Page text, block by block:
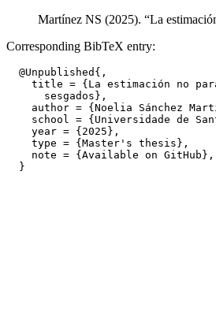
Martínez NS (2025). “La
Corresponding BibTeX entry:
  @Unpublished{,
title = {La estimación no
      sesgados},
author = {Noelia Sánchez
school = {Universidade de
    year = {2025},
    type = {Master's thesis},
    note = {Available on GitHub},